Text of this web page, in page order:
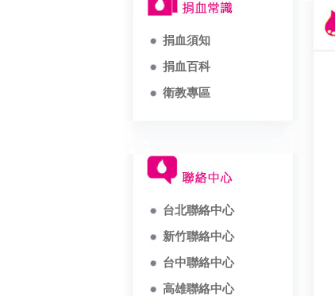
捐血須知
捐血百科
衛教專區
台北聯絡中心
新竹聯絡中心
台中聯絡中心
高雄聯絡中心